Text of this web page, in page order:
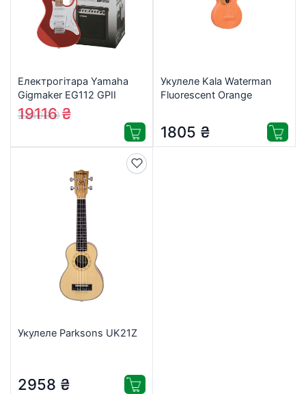
Електрогітара Yamaha
Gigmaker EG112 GPII
Metallic Red Набір для
початківців (EG112GPII
22490₴
19116₴
Укулеле Kala Waterman
Fluorescent Orange
1805 ₴
Укулеле Parksons UK21Z
2958 ₴